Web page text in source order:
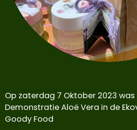
Op zaterdag 7 Oktober 2023 was
Demonstratie Aloë Vera in de
Goody Food